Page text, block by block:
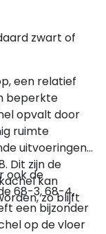
zwart of
een relatief
beperkte
opvalt door
ruimte
uitvoeringen
Dit zijn de
kan
zo blijft
ook de
68-3, 68-4,
een bijzonder
op de vloer